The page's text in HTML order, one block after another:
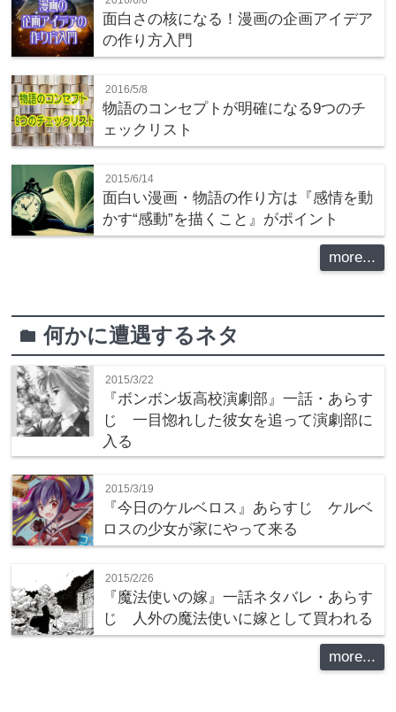
面白さの核になる！漫画の企画アイデア
の作り方入門
2016/5/8
物語のコンセプトが明確になる9つのチ
ェックリスト
2015/6/14
面白い漫画・物語の作り方は『感情を動
かす“感動”を描くこと』がポイント
more...
folder何かに遭遇するネタ
2015/3/22
『ボンボン坂高校演劇部』一話・あらす
じ 一目惚れした彼女を追って演劇部に
入る
2015/3/19
『今日のケルベロス』あらすじ ケルベ
ロスの少女が家にやって来る
2015/2/26
『魔法使いの嫁』一話ネタバレ・あらす
じ 人外の魔法使いに嫁として買われる
more...